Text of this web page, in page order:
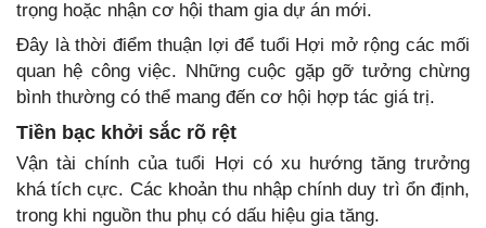
trọng hoặc nhận cơ hội tham gia dự án mới.
Đây là thời điểm thuận lợi để tuổi Hợi mở rộng các mối
quan hệ công việc. Những cuộc gặp gỡ tưởng chừng
bình thường có thể mang đến cơ hội hợp tác giá trị.
Tiền bạc khởi sắc rõ rệt
Vận tài chính của tuổi Hợi có xu hướng tăng trưởng
khá tích cực. Các khoản thu nhập chính duy trì ổn định,
trong khi nguồn thu phụ có dấu hiệu gia tăng.